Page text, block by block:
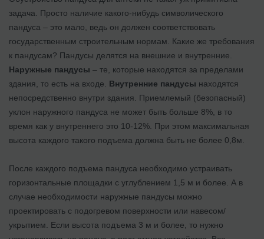
задача. Просто наличие какого-нибудь символического
пандуса – это мало, ведь он должен соответствовать
государственным строительным нормам. Какие же требования
к пандусам? Пандусы делятся на внешние и внутренние.
Наружные пандусы – те, которые находятся за пределами
здания, то есть на входе. Внутренние пандусы находятся
непосредственно внутри здания. Приемлемый (безопасный)
уклон наружного пандуса не может быть больше 8%, в то
время как у внутреннего это 10-12%. При этом максимальная
высота каждого такого подъема должна быть не более 0,8м.
После каждого подъема пандуса необходимо устраивать
горизонтальные площадки с углублением 1,5 м и более. А в
случае необходимости наружные пандусы можно
проектировать с подогревом поверхности или навесом/
укрытием. Если высота подъема 3 м и более, то нужно